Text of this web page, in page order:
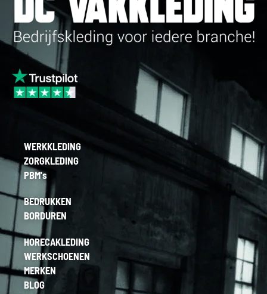
WERKKLEDING
ZORGKLEDING
PBM's
BEDRUKKEN
BORDUREN
HORECAKLEDING
WERKSCHOENEN
MERKEN
BLOG